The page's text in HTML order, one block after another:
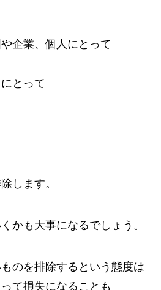
企業、個人にとって
とって
します。
かも大事になるでしょう。
のを排除するという態度は
て損失になることも